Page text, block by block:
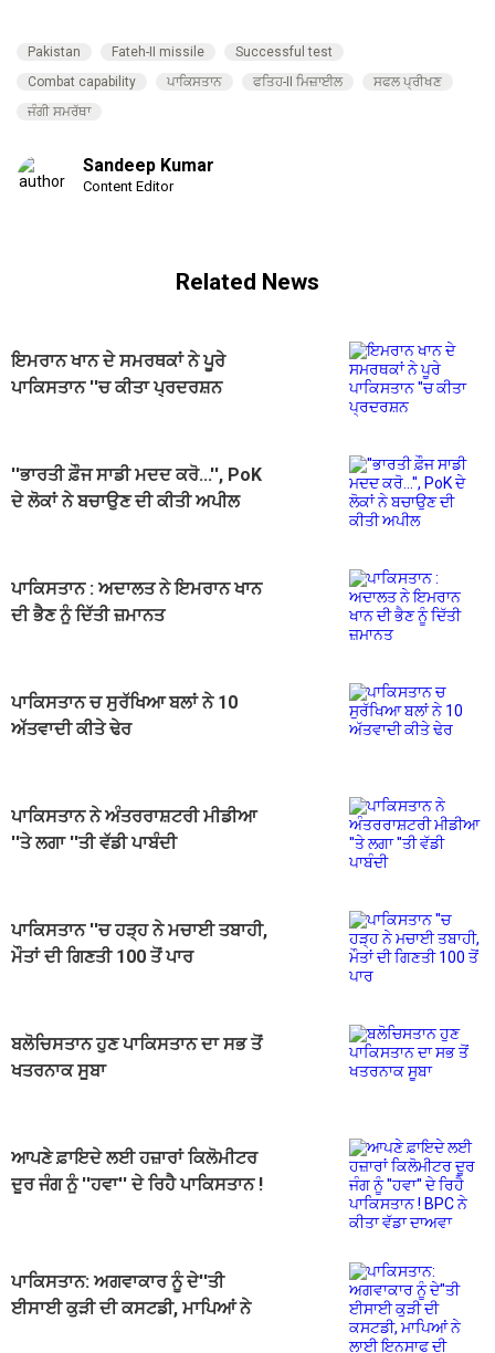
Pakistan Fateh-II missile
Successful test
Combat capability
ਪਾਕਿਸਤਾਨ ਫਤਿਹ-II ਮਿਜ਼ਾਈਲ
ਸਫਲ ਪ੍ਰੀਖਣ
ਜੰਗੀ ਸਮਰੱਥਾ
Sandeep Kumar
Content Editor
Related News
ਇਮਰਾਨ ਖਾਨ ਦੇ ਸਮਰਥਕਾਂ ਨੇ ਪੂਰੇ
ਪਾਕਿਸਤਾਨ ''ਚ ਕੀਤਾ ਪ੍ਰਦਰਸ਼ਨ
''ਭਾਰਤੀ ਫ਼ੌਜ ਸਾਡੀ ਮਦਦ ਕਰੋ...'', PoK
ਦੇ ਲੋਕਾਂ ਨੇ ਬਚਾਉਣ ਦੀ ਕੀਤੀ ਅਪੀਲ
ਪਾਕਿਸਤਾਨ : ਅਦਾਲਤ ਨੇ ਇਮਰਾਨ ਖਾਨ
ਦੀ ਭੈਣ ਨੂੰ ਦਿੱਤੀ ਜ਼ਮਾਨਤ
ਪਾਕਿਸਤਾਨ ਚ ਸੁਰੱਖਿਆ ਬਲਾਂ ਨੇ 10
ਅੱਤਵਾਦੀ ਕੀਤੇ ਢੇਰ
ਪਾਕਿਸਤਾਨ ਨੇ ਅੰਤਰਰਾਸ਼ਟਰੀ ਮੀਡੀਆ
''ਤੇ ਲਗਾ ''ਤੀ ਵੱਡੀ ਪਾਬੰਦੀ
ਪਾਕਿਸਤਾਨ ''ਚ ਹੜ੍ਹ ਨੇ ਮਚਾਈ ਤਬਾਹੀ,
ਮੌਤਾਂ ਦੀ ਗਿਣਤੀ 100 ਤੋਂ ਪਾਰ
ਬਲੋਚਿਸਤਾਨ ਹੁਣ ਪਾਕਿਸਤਾਨ ਦਾ ਸਭ ਤੋਂ
ਖਤਰਨਾਕ ਸੂਬਾ
ਆਪਣੇ ਫ਼ਾਇਦੇ ਲਈ ਹਜ਼ਾਰਾਂ ਕਿਲੋਮੀਟਰ
ਦੂਰ ਜੰਗ ਨੂੰ ''ਹਵਾ'' ਦੇ ਰਿਹੈ ਪਾਕਿਸਤਾਨ !
ਪਾਕਿਸਤਾਨ: ਅਗਵਾਕਾਰ ਨੂੰ ਦੇ''ਤੀ
ਈਸਾਈ ਕੁੜੀ ਦੀ ਕਸਟਡੀ, ਮਾਪਿਆਂ ਨੇ